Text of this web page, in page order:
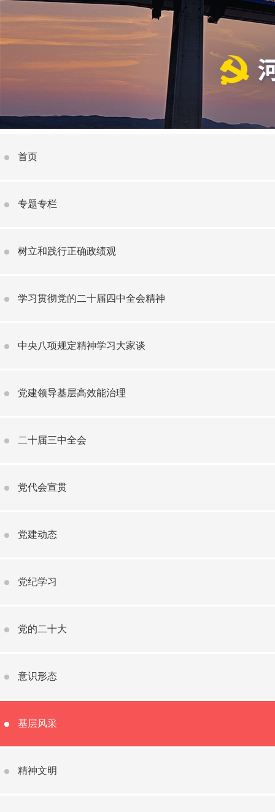
首页
专题专栏
树立和践行正确政绩观
学习贯彻党的二十届四中全会精神
中央八项规定精神学习大家谈
党建领导基层高效能治理
二十届三中全会
党代会宣贯
党建动态
党纪学习
党的二十大
意识形态
基层风采
精神文明